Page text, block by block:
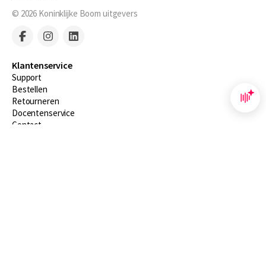
© 2026 Koninklijke Boom uitgevers
Klantenservice
Support
Bestellen
​Retourneren
Docentenservice
Contact